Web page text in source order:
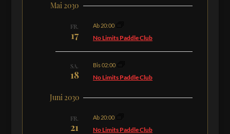
Mai 2030
FR.
17
Ab 20:00
No Limits Paddle Club
SA.
18
Bis 02:00
No Limits Paddle Club
Juni 2030
FR.
21
Ab 20:00
No Limits Paddle Club